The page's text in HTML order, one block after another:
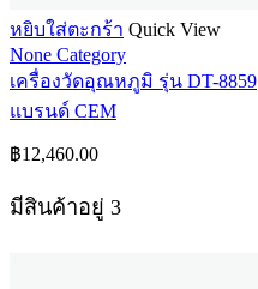
หยิบใส่ตะกร้า Quick View
None Category
เครื่องวัดอุณหภูมิ รุ่น DT-8859
แบรนด์ CEM
฿12,460.00
มีสินค้าอยู่ 3